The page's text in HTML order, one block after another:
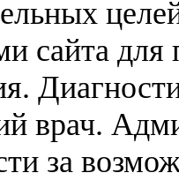
сайта
врач.
за